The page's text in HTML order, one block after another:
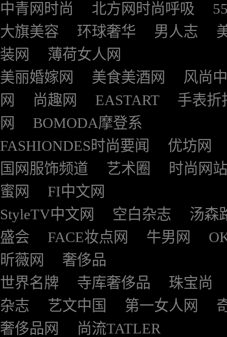
中青网时尚
北方网时尚呼吸
大旗美容
环球奢华 男人志
装网
薄荷女人网
美丽婚嫁网
美食美酒网
风尚
网
尚趣网 EASTART
手表折
网
BOMODA摩登系
FASHIONDES时尚要闻
优坊网
国网服饰频道
艺术圈
时尚网站
蜜网
FI中文网
StyleTV中文网
空白杂志
汤森
盛会
FACE妆点网 牛男网
昕薇网
奢侈品
世界名牌
寺库奢侈品
珠宝尚
杂志
艺文中国 第一女人网
奢侈品网
尚流TATLER